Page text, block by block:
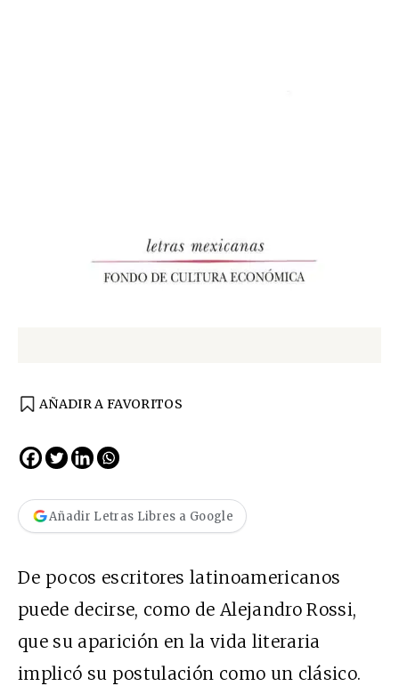
AÑADIR A FAVORITOS
Añadir Letras Libres a Google
De pocos escritores latinoamericanos
puede decirse, como de Alejandro Rossi,
que su aparición en la vida literaria
implicó su postulación como un clásico.